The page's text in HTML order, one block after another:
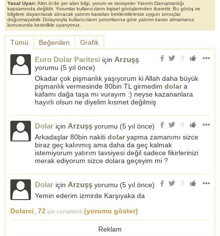
Yasal Uyarı:Altin.in'de yer alan bilgi, yorum ve tavsiyeler Yatırım Danışmanlığı
kapsamında değildir. Yorumlar kullanıcıların kişisel görüşlerinden ibarettir. Bu görüş ve
bilgilere dayanılarak alınacak yatırım kararları beklentilerinize uygun sonuçlar
doğurmayabilir. Dolayısıyla kullanıcıların yorumlarına göre yatırım kararı almamanız
konusunda kesinlikle uyarıyoruz.
Tümü Beğenilen Grafik
0
Euro Dolar Paritesi için Arzuşş
yorumu (5 yıl önce)
Okadar çok pişmanlık yaşıyorum ki Allah daha büyük
pişmanlık vermesinde 80bin TL girmedim dolara
kafamı dağa taşa mı vurayım :) neyse kazananlara
hayırlı olsun ne diyelim kısmet değilmiş
0
Dolar için Arzuşş yorumu (5 yıl önce)
Arkadaşlar 80bin nakiti dolaryapma zamanımı sizce
biraz geç kalınmış ama daha da geç kalmak
istemiyorum yatırım tavsiyesi değil sadece fikirlerinizi
merak ediyorum sizce dolara geçeyim mi ?
0
Dolar için Arzuşş yorumu (5 yıl önce)
Yemin ederim izmirde Karşıyaka da
Dolarci_72 için cevaplandı (yorumu göster)
Reklam